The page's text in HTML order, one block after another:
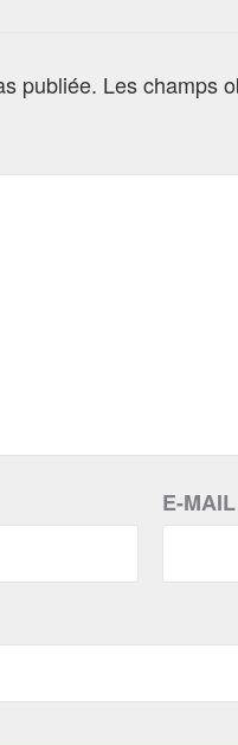
publiée. Les champs
E-MAIL